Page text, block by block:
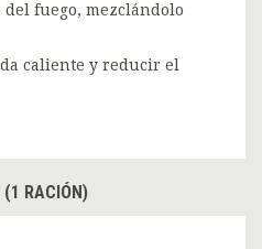
del fuego, mezclándolo
caliente y reducir el
(1 RACIÓN)